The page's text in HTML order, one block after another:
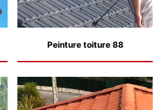
Peinture toiture 88